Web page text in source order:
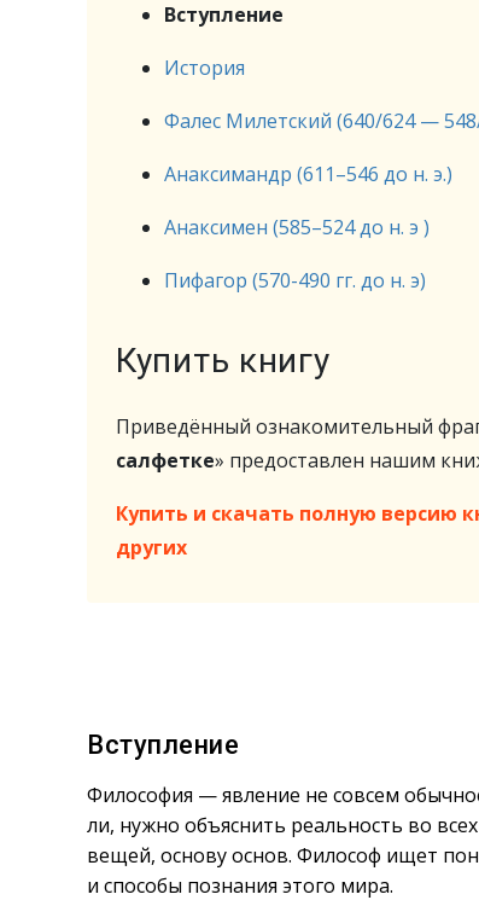
Вступление
История
Фалес Милетский (640/624 — 548/
Анаксимандр (611–546 до н. э.)
Анаксимен (585–524 до н. э )
Пифагор (570-490 гг. до н. э)
Купить книгу
Приведённый ознакомительный
салфетке» предоставлен нашим
Купить и скачать полную версию
других
Вступление
Философия — явление не совсем
ли, нужно объяснить реальность во
вещей, основу основ. Философ ищет
и способы познания этого мира.